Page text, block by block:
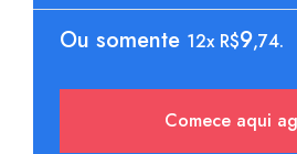
Ou somente 12x R$9,74.
Comece aqui